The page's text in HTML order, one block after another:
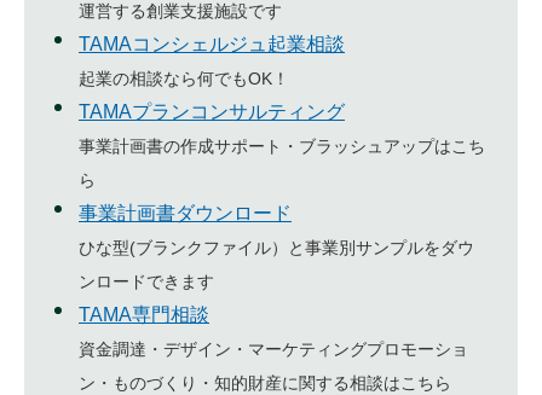
運営する創業支援施設です
TAMAコンシェルジュ起業相談
起業の相談なら何でもOK！
TAMAプランコンサルティング
事業計画書の作成サポート・ブラッシュアップはこち
ら
事業計画書ダウンロード
ひな型(ブランクファイル）と事業別サンプルをダウ
ンロードできます
TAMA専門相談
資金調達・デザイン・マーケティングプロモーショ
ン・ものづくり・知的財産に関する相談はこちら